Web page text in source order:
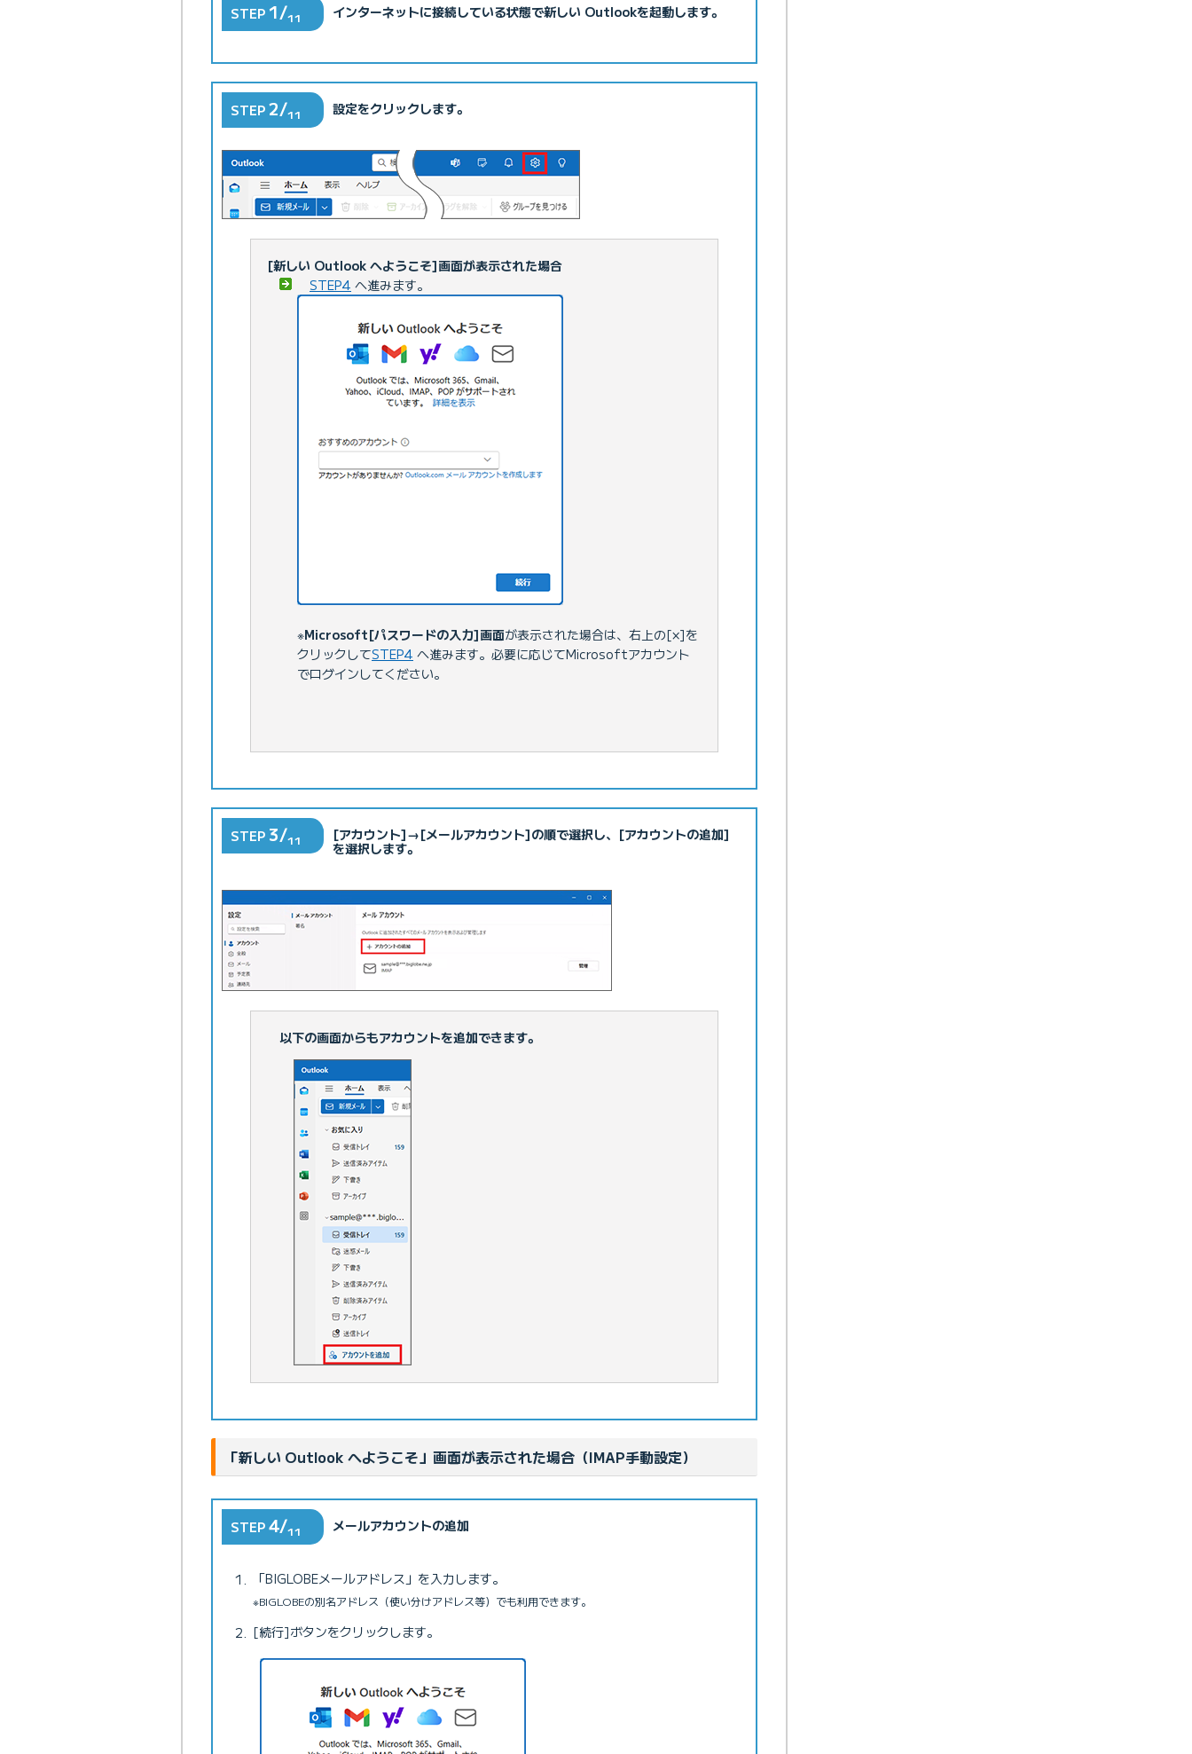
STEP 1/11 インターネットに接続している状態で新しい Outlookを起動します。
STEP 2/11 設定をクリックします。
[新しい Outlook へようこそ]画面が表示された場合
STEP4 へ進みます。
※Microsoft[パスワードの入力]画面が表示された場合は、右上の[×]を
クリックしてSTEP4 へ進みます。必要に応じてMicrosoftアカウント
でログインしてください。
STEP 3/11
[アカウント]→[メールアカウント]の順で選択し、[アカウントの追加]
を選択します。
以下の画面からもアカウントを追加できます。
「新しい Outlook へようこそ」画面が表示された場合（IMAP手動設定）
STEP 4/11 メールアカウントの追加
「BIGLOBEメールアドレス」を入力します。
※BIGLOBEの別名アドレス（使い分けアドレス等）でも利用できます。
[続行]ボタンをクリックします。